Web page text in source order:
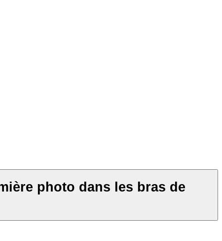
photo dans les bras de